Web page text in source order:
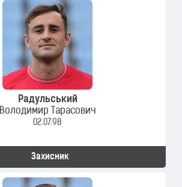
Радульський
Володимир Тарасович
02.07.98
Захисник